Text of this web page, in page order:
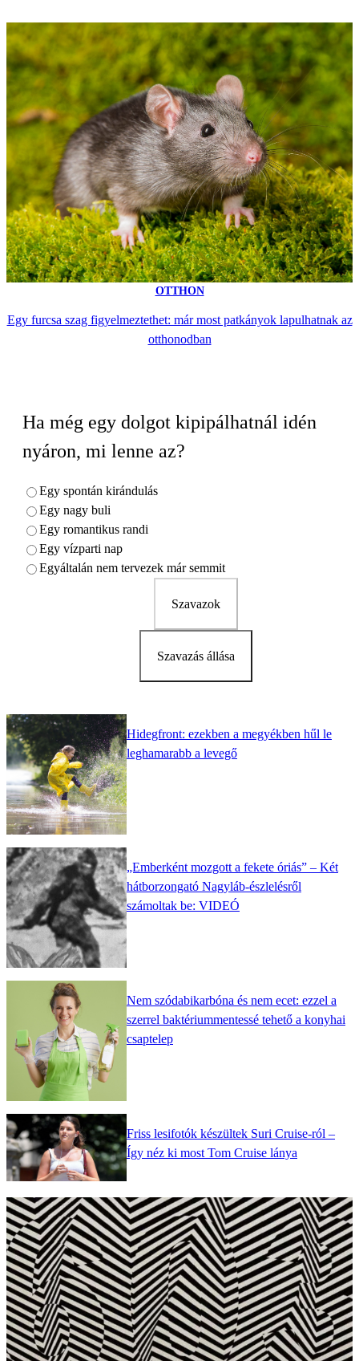
OTTHON
Egy furcsa szag figyelmeztethet: már most patkányok lapulhatnak az
otthonodban
Ha még egy dolgot kipipálhatnál idén
nyáron, mi lenne az?
Egy spontán kirándulás
Egy nagy buli
Egy romantikus randi
Egy vízparti nap
Egyáltalán nem tervezek már semmit
Szavazok
Szavazás állása
Hidegfront: ezekben a megyékben hűl le
leghamarabb a levegő
„Emberként mozgott a fekete óriás” – Két
hátborzongató Nagyláb-észlelésről
számoltak be: VIDEÓ
Nem szódabikarbóna és nem ecet: ezzel a
szerrel baktériummentessé tehető a konyhai
csaptelep
Friss lesifotók készültek Suri Cruise-ról –
Így néz ki most Tom Cruise lánya